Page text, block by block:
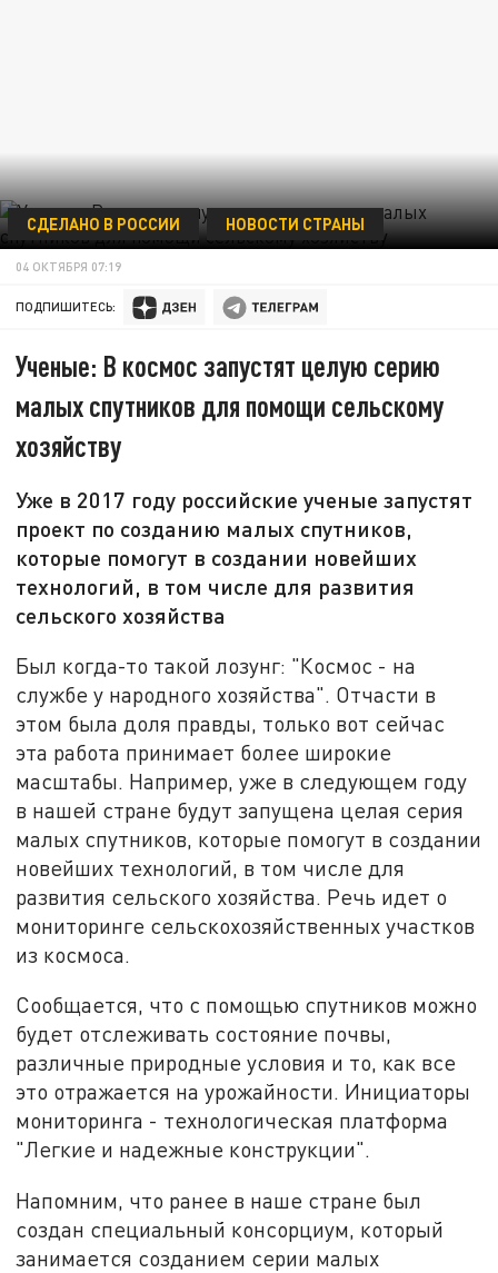
СДЕЛАНО В РОССИИ НОВОСТИ СТРАНЫ
04 ОКТЯБРЯ 07:19
ПОДПИШИТЕСЬ:
Ученые: В космос запустят целую серию
малых спутников для помощи сельскому
хозяйству
Уже в 2017 году российские ученые запустят
проект по созданию малых спутников,
которые помогут в создании новейших
технологий, в том числе для развития
сельского хозяйства
Был когда-то такой лозунг: "Космос - на
службе у народного хозяйства". Отчасти в
этом была доля правды, только вот сейчас
эта работа принимает более широкие
масштабы. Например, уже в следующем году
в нашей стране будут запущена целая серия
малых спутников, которые помогут в создании
новейших технологий, в том числе для
развития сельского хозяйства. Речь идет о
мониторинге сельскохозяйственных участков
из космоса.
Сообщается, что с помощью спутников можно
будет отслеживать состояние почвы,
различные природные условия и то, как все
это отражается на урожайности. Инициаторы
мониторинга - технологическая платформа
"Легкие и надежные конструкции".
Напомним, что ранее в наше стране был
создан специальный консорциум, который
занимается созданием серии малых